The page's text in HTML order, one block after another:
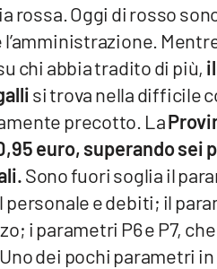
rossa. Oggi di rosso
l’amministrazione.
chi abbia tradito di più,
si trova nella difficile
precotto. La
euro, superando sei
Sono fuori soglia il
personale e debiti; il
i parametri P6 e P7,
dei pochi parametri